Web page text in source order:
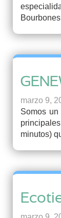
Bourbones
marzo 9,
Somos
minutos)